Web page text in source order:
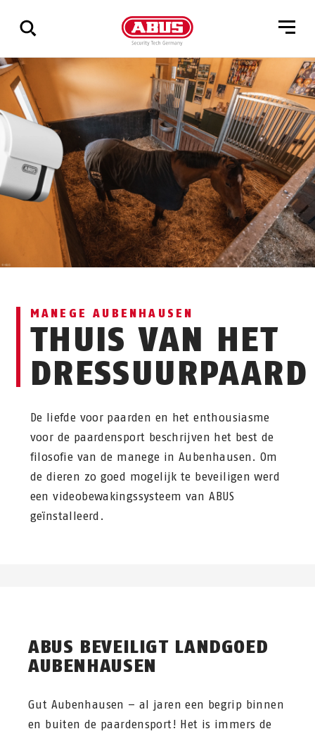
alle
resultaten
weer
MANEGE AUBENHAUSEN
THUIS VAN HET
DRESSUURPAARD
De liefde voor paarden en het enthousiasme
voor de paardensport beschrijven het best de
filosofie van de manege in Aubenhausen. Om
de dieren zo goed mogelijk te beveiligen werd
een videobewakingssysteem van ABUS
geïnstalleerd.
ABUS BEVEILIGT LANDGOED
AUBENHAUSEN
Gut Aubenhausen – al jaren een begrip binnen
en buiten de paardensport! Het is immers de